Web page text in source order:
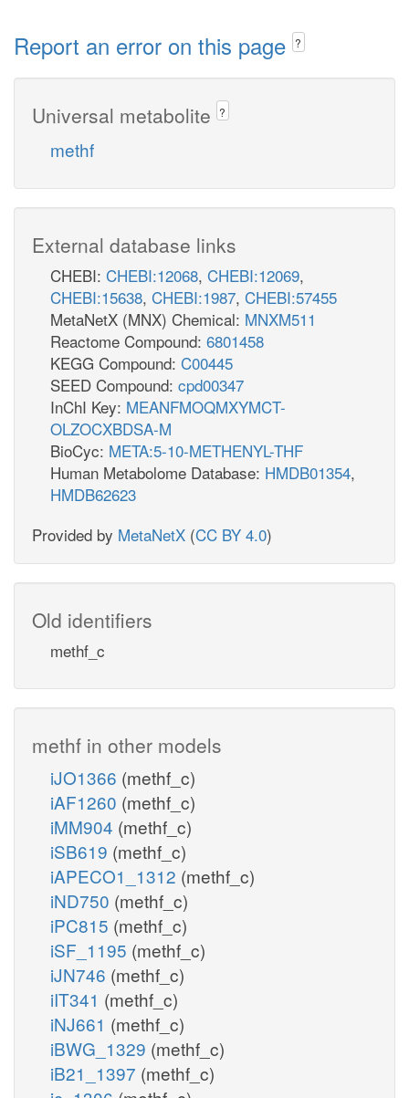
Report an error on this page ?
Universal metabolite ?
methf
External database links
CHEBI: CHEBI:12068, CHEBI:12069,
CHEBI:15638, CHEBI:1987, CHEBI:57455
MetaNetX (MNX) Chemical: MNXM511
Reactome Compound: 6801458
KEGG Compound: C00445
SEED Compound: cpd00347
InChI Key: MEANFMOQMXYMCT-
OLZOCXBDSA-M
BioCyc: META:5-10-METHENYL-THF
Human Metabolome Database: HMDB01354,
HMDB62623
Provided by MetaNetX (CC BY 4.0)
Old identifiers
methf_c
methf in other models
iJO1366 (methf_c)
iAF1260 (methf_c)
iMM904 (methf_c)
iSB619 (methf_c)
iAPECO1_1312 (methf_c)
iND750 (methf_c)
iPC815 (methf_c)
iSF_1195 (methf_c)
iJN746 (methf_c)
iIT341 (methf_c)
iNJ661 (methf_c)
iBWG_1329 (methf_c)
iB21_1397 (methf_c)